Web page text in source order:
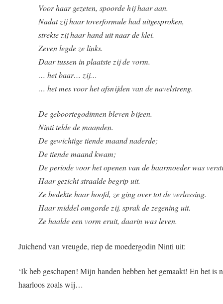
Voor haar gezeten, spoorde hij haar aan.
Nadat zij haar toverformule had uitgesproken,
strekte zij haar hand uit naar de klei.
Zeven legde ze links.
Daar tussen in plaatste zij de vorm.
… het baar… zij…
… het mes voor het afsnijden van de navelstreng.
De geboortegodinnen bleven bijeen.
Ninti telde de maanden.
De gewichtige tiende maand naderde;
De tiende maand kwam;
De periode voor het openen van de baarmoeder was
Haar gezicht straalde begrip uit.
Ze bedekte haar hoofd, ze ging over tot de verlossing.
Haar middel omgorde zij, sprak de zegening uit.
Ze haalde een vorm eruit, daarin was leven.
Juichend van vreugde, riep de moedergodin Ninti uit:
‘Ik heb geschapen! Mijn handen hebben het gemaakt! En het is
haarloos zoals wij…